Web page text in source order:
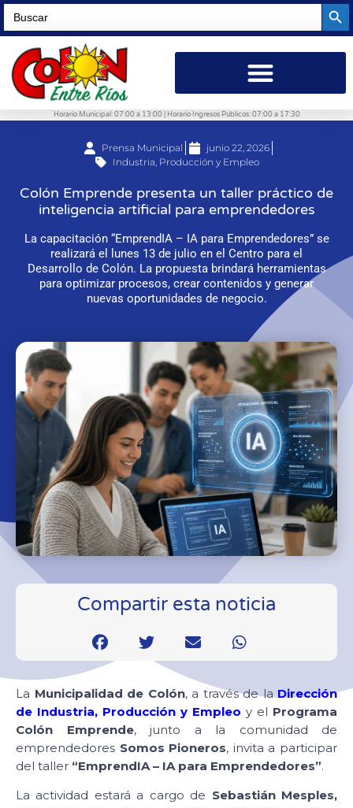
Search
for:
Horario Municipal: 07:00 a 13:00 | Horario Ingresos Públicos: 07:00 a 17:30
Prensa Municipal
junio 22, 2026
Industria, Producción y Empleo
Colón Emprende presenta un taller práctico de
inteligencia artificial para emprendedores
La capacitación “EmprendIA – IA para Emprendedores” se
realizará el lunes 13 de julio en el Centro para el
Desarrollo de Colón. La propuesta brindará herramientas
para optimizar procesos, crear contenidos y generar
nuevas oportunidades de negocio.
Compartir esta noticia
La Municipalidad de Colón, a través de laDirección
de Industria, Producción y Empleo y el Programa
Colón Emprende, junto a la comunidad de
emprendedores Somos Pioneros, invita a participar
del taller “EmprendIA – IA para Emprendedores”.
La actividad estará a cargo de Sebastián Mesples,